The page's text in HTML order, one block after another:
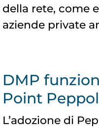
della rete, come
aziende private
DMP
Point Peppol
L’adozione di